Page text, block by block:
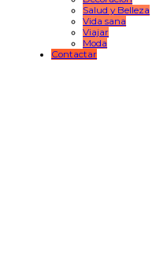
Salud y Belleza
Vida sana
Viajar
Moda
Contactar